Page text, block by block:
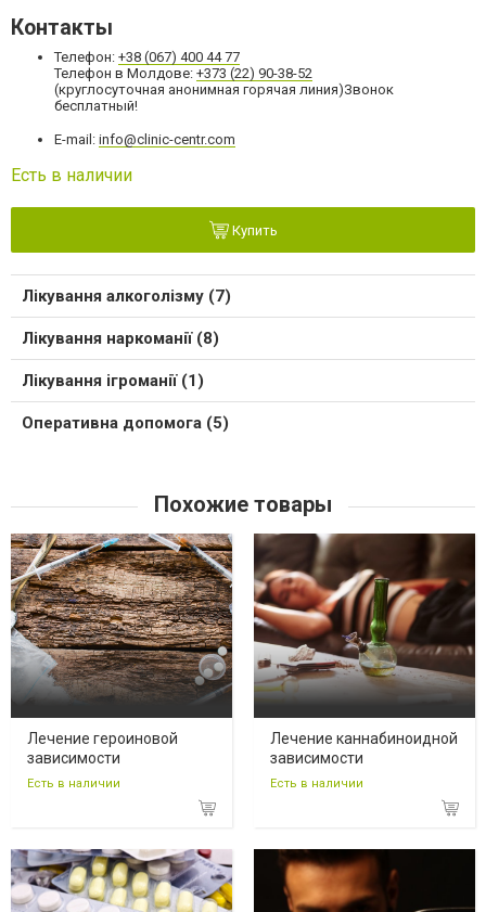
Контакты
Телефон: +38 (067) 400 44 77
Телефон в Молдове: +373 (22) 90-38-52
(круглосуточная анонимная горячая линия)Звонок
бесплатный!
E-mail: info@clinic-centr.com
Есть в наличии
Купить
Лікування алкоголізму (7)
Лікування наркоманії (8)
Лікування ігроманії (1)
Оперативна допомога (5)
Похожие товары
Лечение героиновой
зависимости
Есть в наличии
Лечение каннабиноидной
зависимости
Есть в наличии